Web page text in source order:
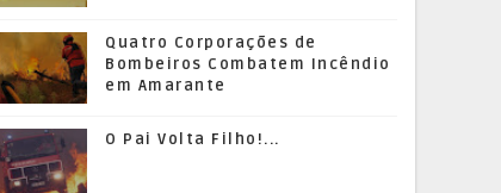
Quatro Corporações de
Bombeiros Combatem Incêndio
em Amarante
O Pai Volta Filho!...